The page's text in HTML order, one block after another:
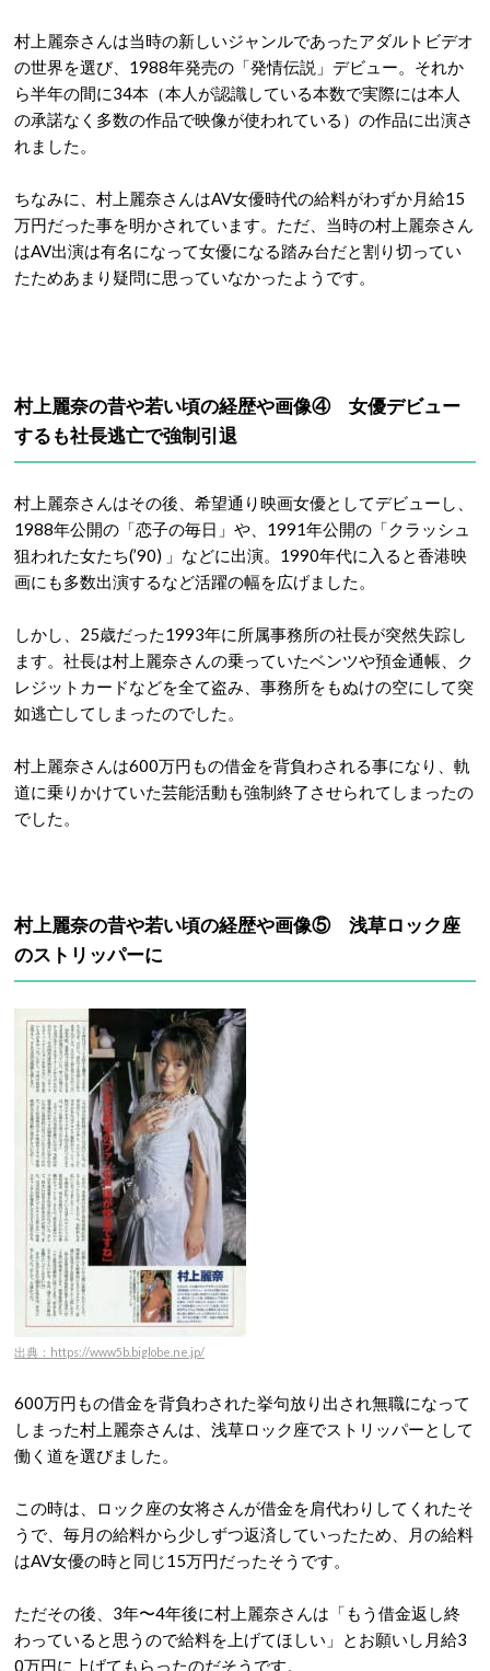
村上麗奈さんは当時の新しいジャンルであったアダルトビデオ
の世界を選び、1988年発売の「発情伝説」デビュー。それか
ら半年の間に34本（本人が認識している本数で実際には本人
の承諾なく多数の作品で映像が使われている）の作品に出演さ
れました。
ちなみに、村上麗奈さんはAV女優時代の給料がわずか月給15
万円だった事を明かされています。ただ、当時の村上麗奈さん
はAV出演は有名になって女優になる踏み台だと割り切ってい
たためあまり疑問に思っていなかったようです。
村上麗奈の昔や若い頃の経歴や画像④ 女優デビュー
するも社長逃亡で強制引退
村上麗奈さんはその後、希望通り映画女優としてデビューし、
1988年公開の「恋子の毎日」や、1991年公開の「クラッシュ
狙われた女たち(’90) 」などに出演。1990年代に入ると香港映
画にも多数出演するなど活躍の幅を広げました。
しかし、25歳だった1993年に所属事務所の社長が突然失踪し
ます。社長は村上麗奈さんの乗っていたベンツや預金通帳、ク
レジットカードなどを全て盗み、事務所をもぬけの空にして突
如逃亡してしまったのでした。
村上麗奈さんは600万円もの借金を背負わされる事になり、軌
道に乗りかけていた芸能活動も強制終了させられてしまったの
でした。
村上麗奈の昔や若い頃の経歴や画像⑤ 浅草ロック座
のストリッパーに
出典：https://www5b.biglobe.ne.jp/
600万円もの借金を背負わされた挙句放り出され無職になって
しまった村上麗奈さんは、浅草ロック座でストリッパーとして
働く道を選びました。
この時は、ロック座の女将さんが借金を肩代わりしてくれたそ
うで、毎月の給料から少しずつ返済していったため、月の給料
はAV女優の時と同じ15万円だったそうです。
ただその後、3年〜4年後に村上麗奈さんは「もう借金返し終
わっていると思うので給料を上げてほしい」とお願いし月給3
0万円に上げてもらったのだそうです。